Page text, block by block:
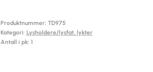
Produktnummer: TD975
Kategori: Lysholdere/lysfat, lykter
Antall i pk: 1